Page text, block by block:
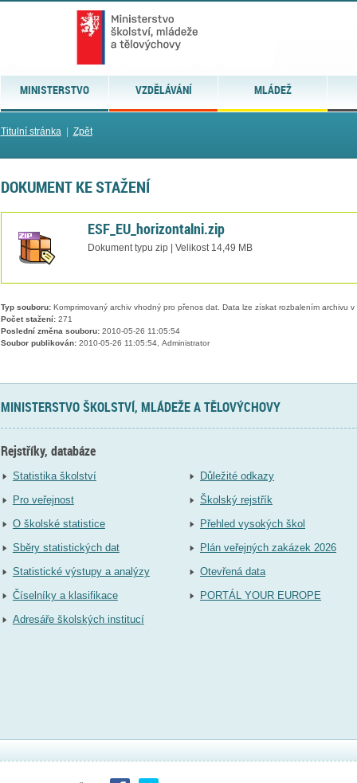
MINISTERSTVO VZDĚLÁVÁNÍ MLÁDEŽ
Titulní stránka| Zpět
DOKUMENT KE STAŽENÍ
ESF_EU_horizontalni.zip
Dokument typu zip | Velikost 14,49 MB
Typ souboru:Komprimovaný archiv vhodný pro přenos dat. Data lze získat rozbalením archivu
Počet stažení:271
Poslední změna souboru:2010-05-26 11:05:54
Soubor publikován:2010-05-26 11:05:54, Administrator
MINISTERSTVO ŠKOLSTVÍ, MLÁDEŽE A TĚLOVÝCHOVY
Rejstříky, databáze
Statistika školství
Pro veřejnost
O školské statistice
Sběry statistických dat
Statistické výstupy a analýzy
Číselníky a klasifikace
Adresáře školských institucí
Důležité odkazy
Školský rejstřík
Přehled vysokých škol
Plán veřejných zakázek 2026
Otevřená data
PORTÁL YOUR EUROPE